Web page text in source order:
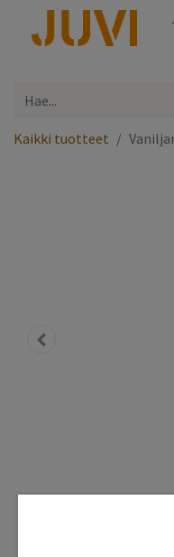
Kaikki tuotteet